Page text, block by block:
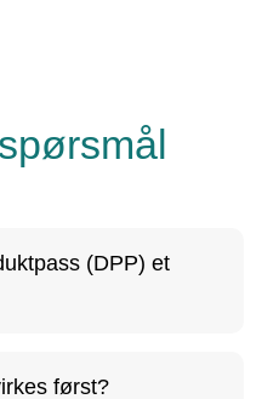
(DPP) et
først?